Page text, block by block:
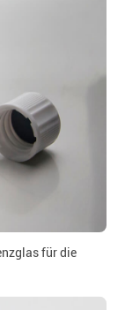
für die